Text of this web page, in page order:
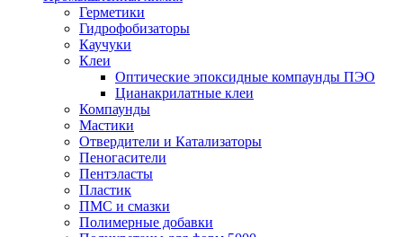
Герметики
Гидрофобизаторы
Каучуки
Клеи
Оптические эпоксидные компаунды ПЭО
Цианакрилатные клеи
Компаунды
Мастики
Отвердители и Катализаторы
Пеногасители
Пентэласты
Пластик
ПМС и смазки
Полимерные добавки